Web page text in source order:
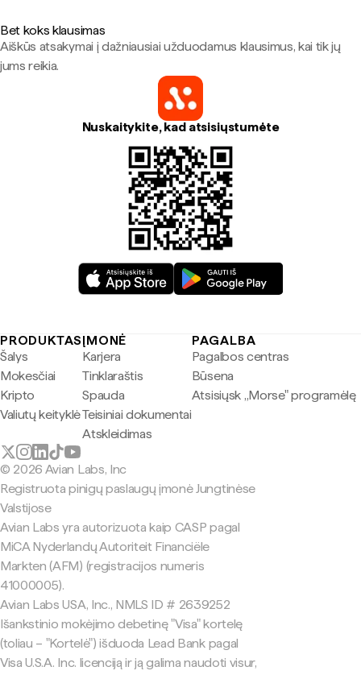
Bet koks klausimas
Aiškūs atsakymai į dažniausiai užduodamus klausimus, kai tik jų
jums reikia.
Nuskaitykite, kad atsisiųstumėte
PRODUKTAS
Šalys
Mokesčiai
Kripto
Valiutų keityklė
ĮMONĖ
Karjera
Tinklaraštis
Spauda
Teisiniai dokumentai
Atskleidimas
PAGALBA
Pagalbos centras
Būsena
Atsisiųsk „Morse" programėlę
© 2026 Avian Labs, Inc
Registruota pinigų paslaugų įmonė Jungtinėse
Valstijose
Avian Labs yra autorizuota kaip CASP pagal
MiCA Nyderlandų Autoriteit Financiële
Markten (AFM) (registracijos numeris
41000005).
Avian Labs USA, Inc., NMLS ID # 2639252
Išankstinio mokėjimo debetinę "Visa" kortelę
(toliau – "Kortelė") išduoda Lead Bank pagal
Visa U.S.A. Inc. licenciją ir ją galima naudoti visur,